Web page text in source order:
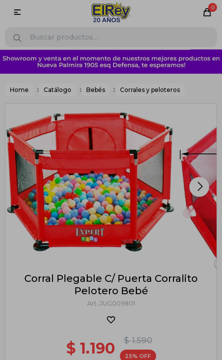
0

Home Catálogo Bebés Corrales y peloteros
Corral Plegable C/ Puerta Corralito
Pelotero Bebé
JUG009801
$ 1.590
$ 1.190 25